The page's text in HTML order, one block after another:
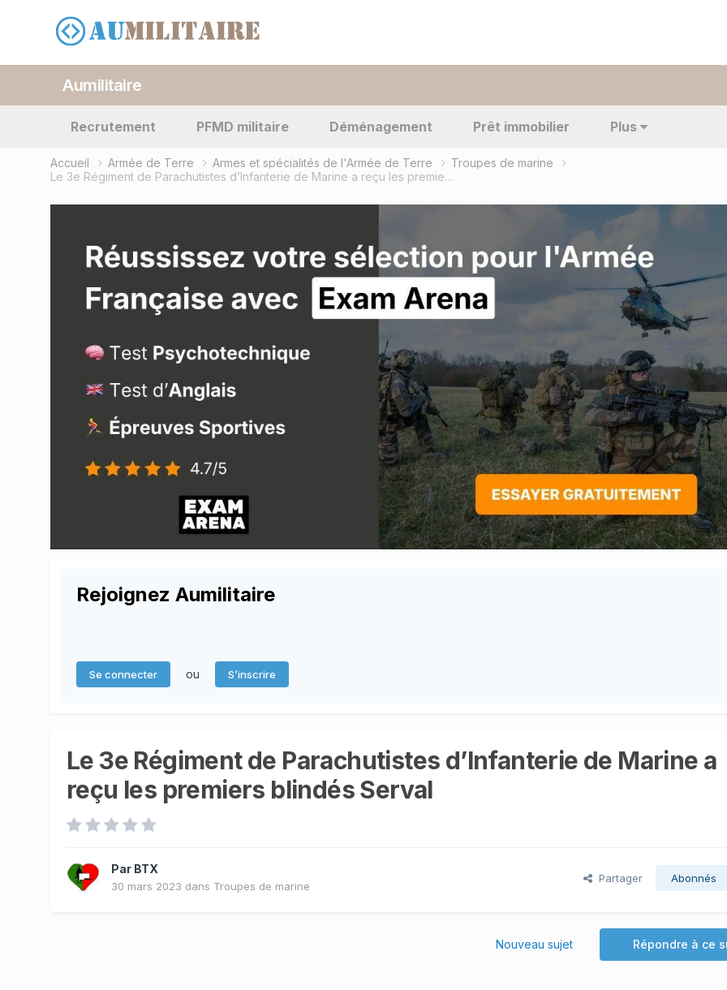
Aumilitaire
Recrutement PFMD militaire Déménagement Prêt immobilier Plus
Accueil Armée de Terre Armes et spécialités de l'Armée de Terre
Troupes de marine
Le 3e Régiment de Parachutistes d’Infanterie de Marine a reçu les premiers blindés Serval
Rejoignez Aumilitaire
Se connecter ou S’inscrire
Le 3e Régiment de Parachutistes d’Infanterie de Marine a
reçu les premiers blindés Serval
Par BTX
30 mars 2023 dans Troupes de marine
Partager Abonnés
Répondre à ce
Nouveau sujet